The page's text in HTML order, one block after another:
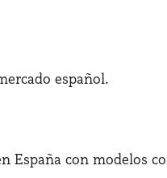
español.
España con modelos